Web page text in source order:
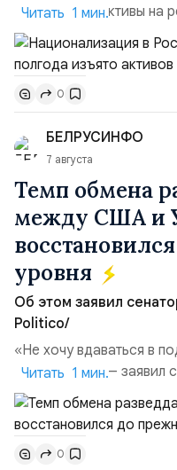
государству активы на
подсчитали аналитики
чем за аналогичный
Всего зафиксировано
транзакций, которые
объёма всего
поглощений. Крупнейшей
Читать 1 мин.
0
БЕЛРУСИНФО
7 августа
Темп обмена
между США и
уровня
Об этом заявил
Politico/
«Не хочу вдаваться в
улучшилась», — заявил
высокопоставленный
добавив, что
ракет большой
удары вглубь
Читать 1 мин.
0